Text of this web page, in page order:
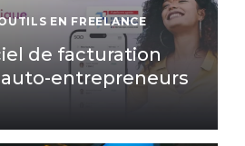
EN FREELANCE
de facturation
entrepreneurs